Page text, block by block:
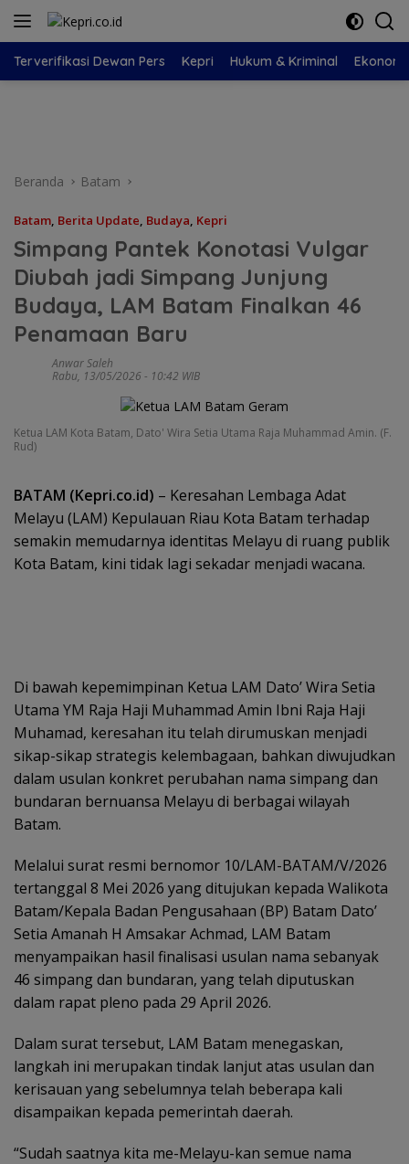
Langsung
Terverifikasi Dewan Pers Kepri Hukum & Kriminal Ekonomi
Beranda Batam
Batam, Berita Update, Budaya, Kepri
Simpang Pantek Konotasi Vulgar
Diubah jadi Simpang Junjung
Budaya, LAM Batam Finalkan 46
Penamaan Baru
Anwar Saleh
Rabu, 13/05/2026 - 10:42 WIB
Ketua LAM Kota Batam, Dato' Wira Setia Utama Raja Muhammad Amin. (F.
Rud)
BATAM (Kepri.co.id) – Keresahan Lembaga Adat
Melayu (LAM) Kepulauan Riau Kota Batam terhadap
semakin memudarnya identitas Melayu di ruang publik
Kota Batam, kini tidak lagi sekadar menjadi wacana.
Di bawah kepemimpinan Ketua LAM Dato’ Wira Setia
Utama YM Raja Haji Muhammad Amin Ibni Raja Haji
Muhamad, keresahan itu telah dirumuskan menjadi
sikap-sikap strategis kelembagaan, bahkan diwujudkan
dalam usulan konkret perubahan nama simpang dan
bundaran bernuansa Melayu di berbagai wilayah
Batam.
Melalui surat resmi bernomor 10/LAM-BATAM/V/2026
tertanggal 8 Mei 2026 yang ditujukan kepada Walikota
Batam/Kepala Badan Pengusahaan (BP) Batam Dato’
Setia Amanah H Amsakar Achmad, LAM Batam
menyampaikan hasil finalisasi usulan nama sebanyak
46 simpang dan bundaran, yang telah diputuskan
dalam rapat pleno pada 29 April 2026.
Dalam surat tersebut, LAM Batam menegaskan,
langkah ini merupakan tindak lanjut atas usulan dan
kerisauan yang sebelumnya telah beberapa kali
disampaikan kepada pemerintah daerah.
“Sudah saatnya kita me-Melayu-kan semue nama